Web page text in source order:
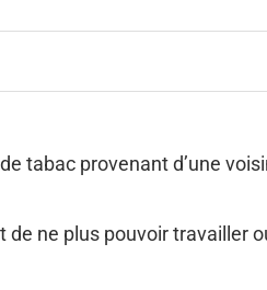
tabac provenant d’une
ne plus pouvoir travailler